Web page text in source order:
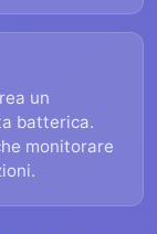
un
batterica.
monitorare